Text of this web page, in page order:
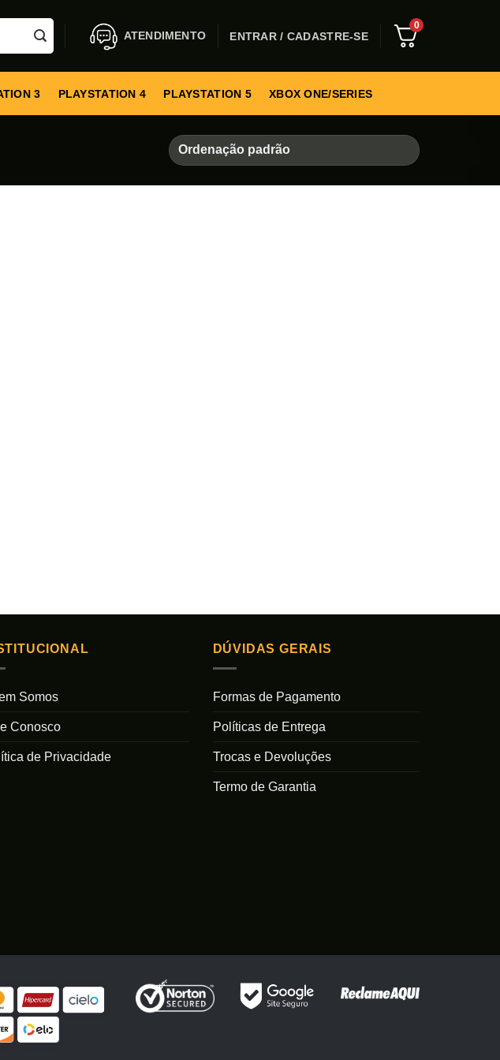
ATENDIMENTO ENTRAR / CADASTRE-SE
0
3 PLAYSTATION 4 PLAYSTATION 5 XBOX ONE/SERIES
Somos
Conosco
de Privacidade
DÚVIDAS GERAIS
Formas de Pagamento
Políticas de Entrega
Trocas e Devoluções
Termo de Garantia